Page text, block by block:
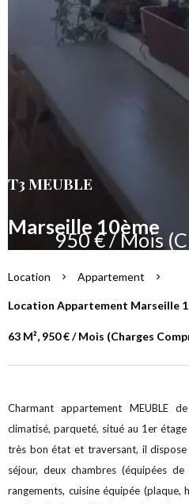
T3 MEUBLE
Marseille 10ème
950 € / Mois
Location Appartement
Location Appartement Marseille
63 M², 950 € / Mois (Charges
Charmant appartement MEUBLE
climatisé, parqueté, situé au 1er
très bon état et traversant, il
séjour, deux chambres (équipées
rangements, cuisine équipée